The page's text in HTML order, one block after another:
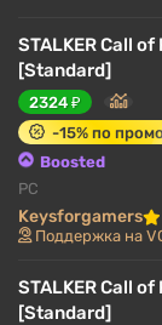
В
сравнению с
делает
арсенал
STALKER Call
[Standard]
2324 ₽
-15% по
Boosted
PC
Keysforgamers
Поддержка на
STALKER Call
[Standard]